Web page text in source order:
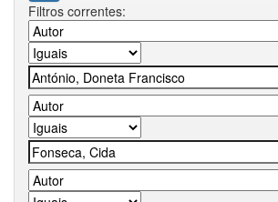
Filtros correntes: